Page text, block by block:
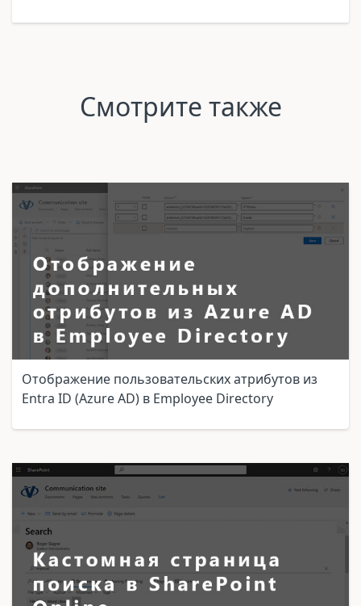
Смотрите также
Отображение пользовательских атрибутов из
Entra ID (Azure AD) в Employee Directory